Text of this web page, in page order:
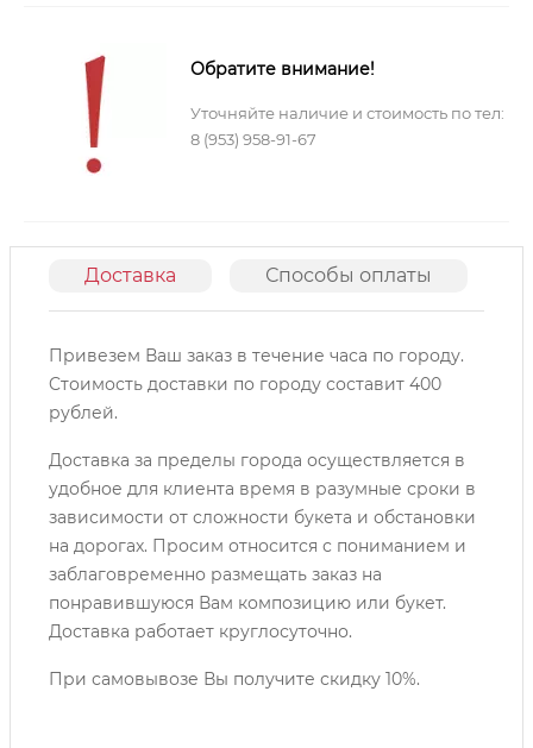
Обратите внимание!
Уточняйте наличие и стоимость по тел:
8 (953) 958-91-67
Доставка Способы оплаты
Привезем Ваш заказ в течение часа по городу.
Cтоимость доставки по городу составит 400
рублей.
Доставка за пределы города осуществляется в
удобное для клиента время в разумные сроки в
зависимости от сложности букета и обстановки
на дорогах. Просим относится с пониманием и
заблаговременно размещать заказ на
понравившуюся Вам композицию или букет.
Доставка работает круглосуточно.
При самовывозе Вы получите скидку 10%.